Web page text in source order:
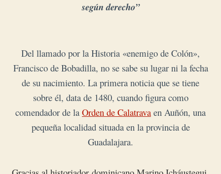
según derecho”
Del llamado por la Historia «enemigo de Colón»,
Francisco de Bobadilla, no se sabe su lugar ni la fecha
de su nacimiento. La primera noticia que se tiene
sobre él, data de 1480, cuando figura como
comendador de la Orden de Calatrava en Auñón, una
pequeña localidad situada en la provincia de
Guadalajara.